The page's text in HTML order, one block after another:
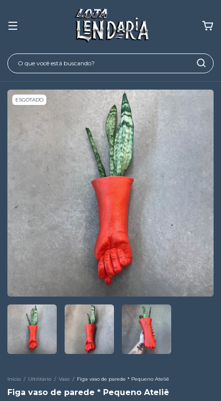
ESGOTADO
Início / Ultilitário / Vaso / Figa vaso de parede * Pequeno Ateliê
Figa vaso de parede * Pequeno Ateliê